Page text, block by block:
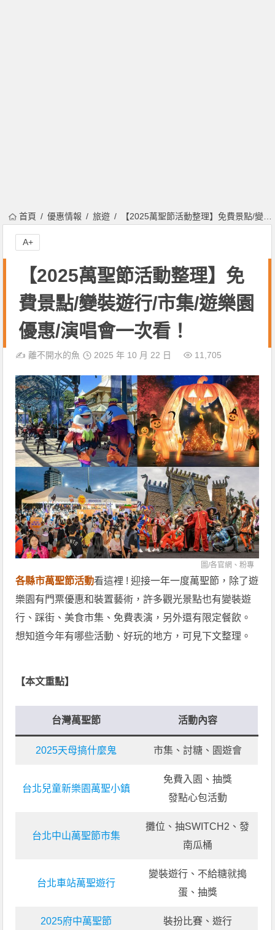
首頁 優惠情報 旅遊 【2025萬聖節活動整理】免費景點/變裝遊行/市集/遊樂園優惠/演唱會一次看！
【2025萬聖節活動整理】免
費景點/變裝遊行/市集/遊樂園
優惠/演唱會一次看！
✍️離不開水的魚 2025 年 10 月 22 日 11,705
圖/各官網、粉專
各縣市萬聖節活動看這裡 ! 迎接一年一度萬聖節，除了遊
樂園有門票優惠和裝置藝術，許多觀光景點也有變裝遊
行、踩街、美食市集、免費表演，另外還有限定餐飲。
想知道今年有哪些活動、好玩的地方，可見下文整理。
【本文重點】
台灣萬聖節 活動內容
2025天母搞什麼鬼 市集、討糖、園遊會
台北兒童新樂園萬聖小鎮
免費入園、抽獎
發點心包活動
台北中山萬聖節市集
攤位、抽SWITCH2、發
南瓜桶
台北車站萬聖遊行
變裝遊行、不給糖就搗
蛋、抽獎
2025府中萬聖節 裝扮比賽、遊行
A+